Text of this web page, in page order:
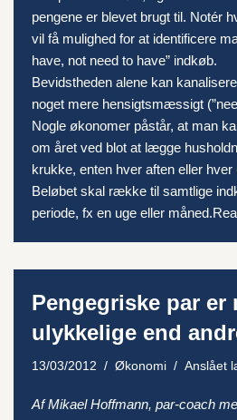
pengene er blevet brugt til. Notér
vil få mulighed for at identificere
have, not need to have” indkøb.
Bevidstheden alene kan
noget mere hensigtsmæssigt
Nogle økonomer påstår, at man
om året ved blot at lægge
krukke, enten hver aften eller hver
Beløbet skal række til samtlige
periode, fx en uge eller måned.
Pengegriske par er
ulykkelige end
13/03/2012 Økonomi Anslået
Af Mikael Hoffmann, par-coach